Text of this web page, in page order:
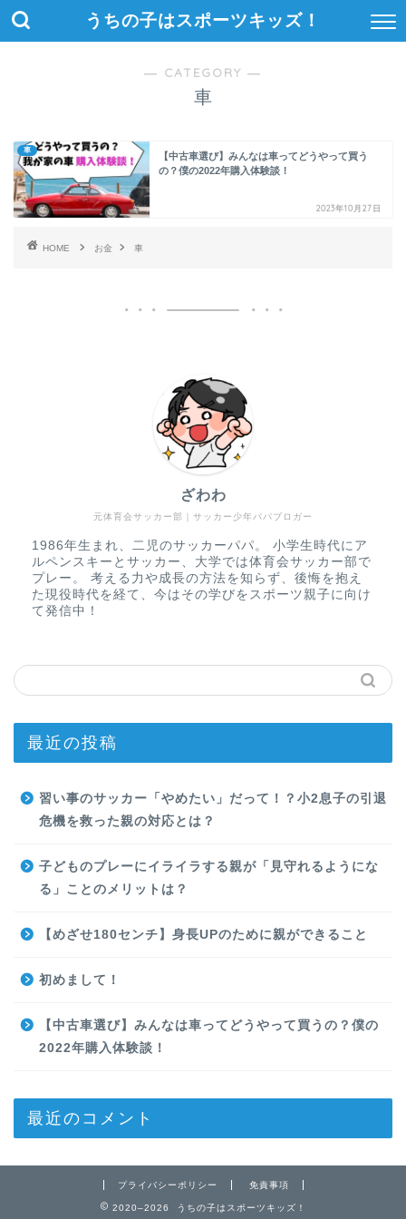
うちの子はスポーツキッズ！
― CATEGORY ―
車
車
【中古車選び】みんなは車ってどうやって買う
の？僕の2022年購入体験談！
2023年10月27日
HOME お金 車
元体育会サッカー部｜サッカー少年パパブロガー
ざわわ
1986年生まれ、二児のサッカーパパ。 小学生時代にア
ルペンスキーとサッカー、大学では体育会サッカー部で
プレー。 考える力や成長の方法を知らず、後悔を抱え
た現役時代を経て、今はその学びをスポーツ親子に向け
て発信中！
最近の投稿
習い事のサッカー「やめたい」だって！？小2息子の引退
危機を救った親の対応とは？
子どものプレーにイライラする親が「見守れるようにな
る」ことのメリットは？
【めざせ180センチ】身長UPのために親ができること
初めまして！
【中古車選び】みんなは車ってどうやって買うの？僕の
2022年購入体験談！
最近のコメント
プライバシーポリシー 免責事項
2020–2026 うちの子はスポーツキッズ！